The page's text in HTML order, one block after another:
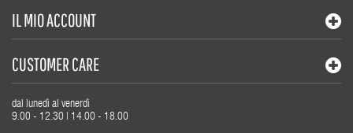
IL MIO ACCOUNT
CUSTOMER CARE
dal lunedì al venerdì
9.00 - 12.30 | 14.00 - 18.00